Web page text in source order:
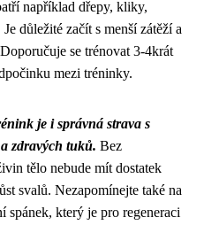
například dřepy, kliky,
důležité začít s menší zátěží a
se trénovat 3-4krát
mezi tréninky.
je i správná strava s
zdravých tuků. Bez
tělo nebude mít dostatek
svalů. Nezapomínejte také na
spánek, který je pro regeneraci